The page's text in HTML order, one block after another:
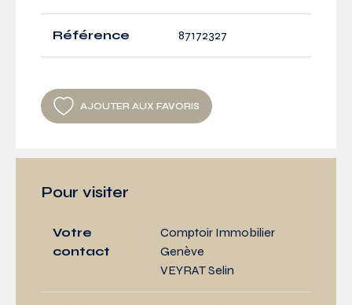
Référence 87172327
AJOUTER AUX FAVORIS
Pour visiter
Votre
contact
Comptoir Immobilier
Genève
VEYRAT Selin